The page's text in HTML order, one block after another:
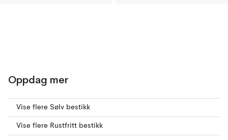
Oppdag mer
Vise flere Sølv bestikk
Vise flere Rustfritt bestikk